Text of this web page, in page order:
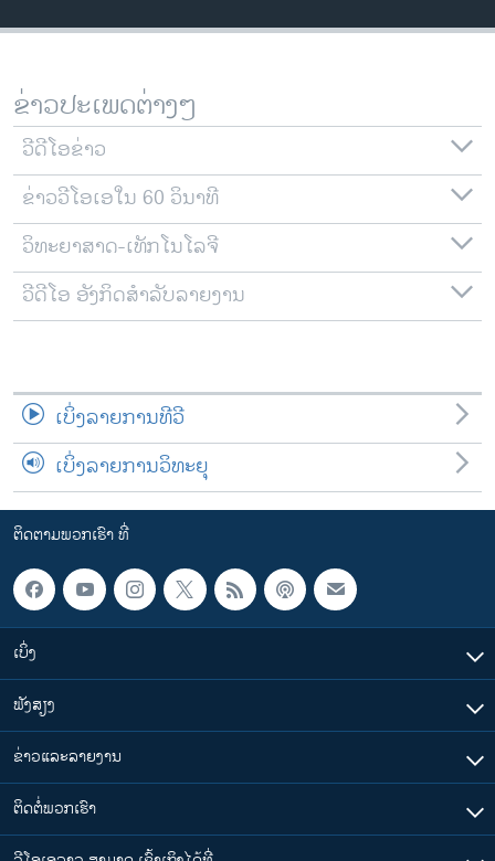
ລາຍການກະຈາຍສຽງ
ລາຍງານ
ຕິດຕາມພວກເຮົາ ທີ່
ພາສາຕ່າງໆ
ຂ່າວປະເພດຕ່າງໆ
ວີດີໂອຂ່າວ
ຂ່າວວີໂອເອໃນ 60 ວິນາທີ
ວິທະຍາສາດ-ເທັກໂນໂລຈີ
ວີດີໂອ ອັງກິດສຳລັບລາຍງານ
ເບິ່ງລາຍການທີວີ
ເບິ່ງລາຍການວິທະຍຸ
ຕິດຕາມພວກເຮົາ ທີ່
ເບິ່ງ
ຟັງສຽງ
ຂ່າວແລະລາຍງານ
ຕິດຕໍ່ພວກເຮົາ